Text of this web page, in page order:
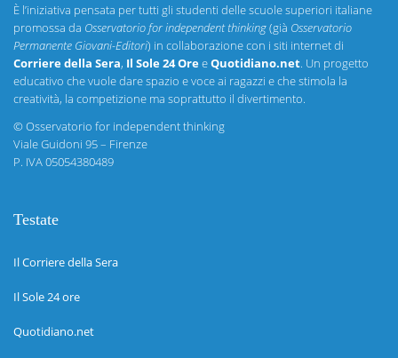
È l’iniziativa pensata per tutti gli studenti delle scuole superiori italiane
promossa da Osservatorio for independent thinking(già Osservatorio
Permanente Giovani-Editori) in collaborazione con i siti internet di
Corriere della Sera, Il Sole 24 OreeQuotidiano.net. Un progetto
educativo che vuole dare spazio e voce ai ragazzi e che stimola la
creatività, la competizione ma soprattutto il divertimento.
©Osservatorio for independent thinking
Viale Guidoni 95 – Firenze
P. IVA 05054380489
Testate
Il Corriere della Sera
Il Sole 24 ore
Quotidiano.net